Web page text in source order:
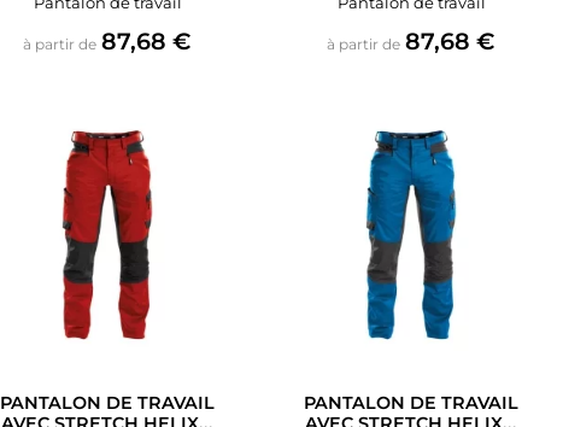
à partir de Prix
87,68 € à partir de Prix
87,68 €
PANTALON DE TRAVAIL
PANTALON DE TRAVAIL